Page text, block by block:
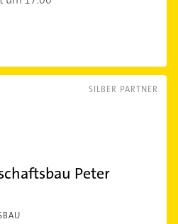
SILBER PARTNER
Peter